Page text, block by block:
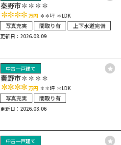
秦野市✽✽✽✽
✽✽✽✽ 万円 ✽✽坪 ✽LDK
写真充実 間取り有 上下水道完備
更新日：2026.08.09
中古一戸建て
秦野市✽✽✽✽
✽✽✽✽ 万円 ✽✽坪 ✽LDK
写真充実 間取り有
更新日：2026.08.06
中古一戸建て